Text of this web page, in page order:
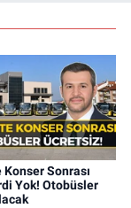
Konser Sonrası
Yok! Otobüsler